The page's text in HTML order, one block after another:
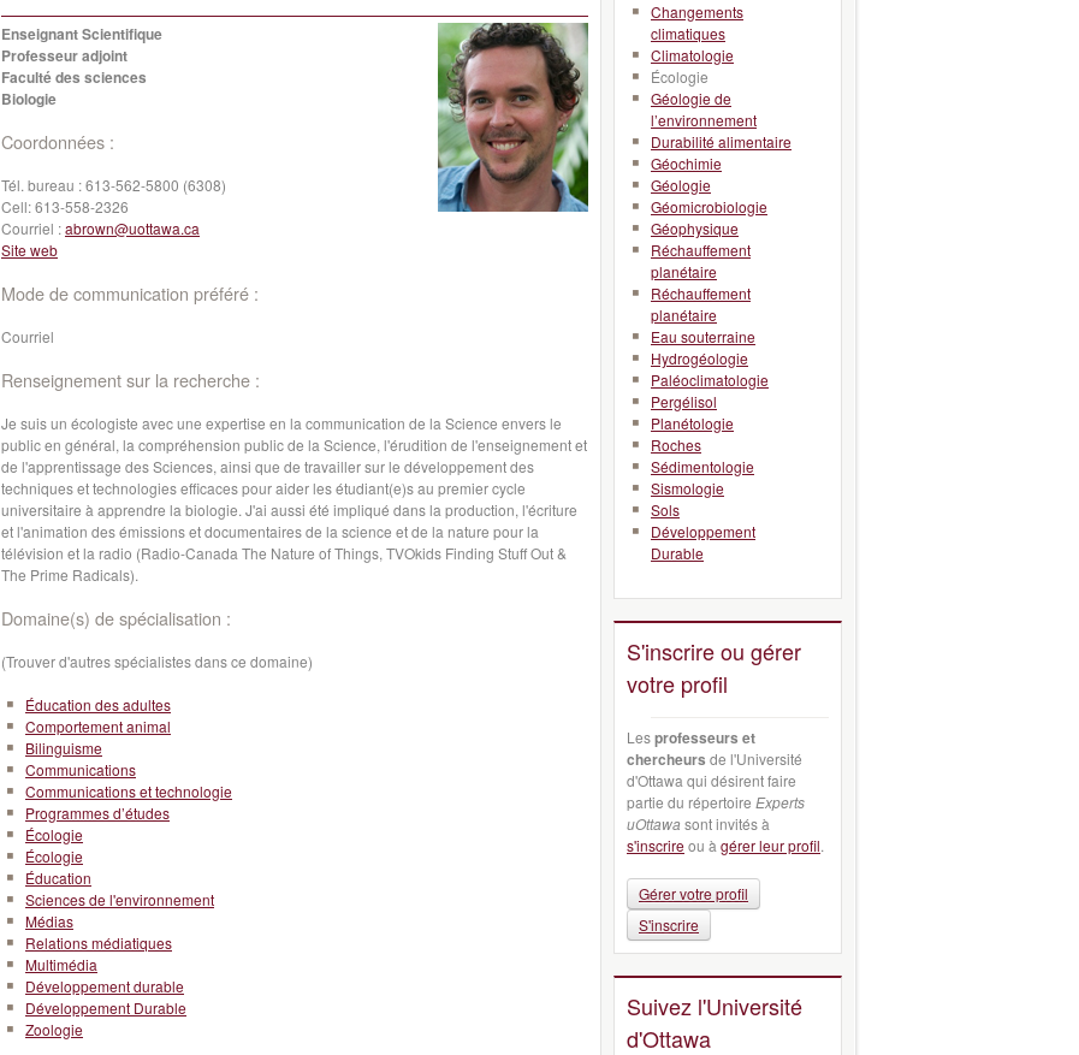
Enseignant Scientifique
Professeur adjoint
Faculté des sciences
Biologie
Coordonnées :
Tél. bureau :613-562-5800 (6308)
Cell:613-558-2326
Courriel :abrown@uottawa.ca
Site web
Mode de communication préféré :
Courriel
Renseignement sur la recherche :
Je suis un écologiste avec une expertise en la communication de la Science envers le
public en général, la compréhension public de la Science, l'érudition de l'enseignement et
de l'apprentissage des Sciences, ainsi que de travailler sur le développement des
techniques et technologies efficaces pour aider les étudiant(e)s au premier cycle
universitaire à apprendre la biologie. J'ai aussi été impliqué dans la production, l'écriture
et l'animation des émissions et documentaires de la science et de la nature pour la
télévision et la radio (Radio-Canada The Nature of Things, TVOkids Finding Stuff Out &
The Prime Radicals).
Domaine(s) de spécialisation :
(Trouver d'autres spécialistes dans ce domaine)
Éducation des adultes
Comportement animal
Bilinguisme
Communications
Communications et technologie
Programmes d’études
Écologie
Écologie
Éducation
Sciences de l'environnement
Médias
Relations médiatiques
Multimédia
Développement durable
Développement Durable
Zoologie
Changements
climatiques
Climatologie
Écologie
Géologie de
l’environnement
Durabilité alimentaire
Géochimie
Géologie
Géomicrobiologie
Géophysique
Réchauffement
planétaire
Réchauffement
planétaire
Eau souterraine
Hydrogéologie
Paléoclimatologie
Pergélisol
Planétologie
Roches
Sédimentologie
Sismologie
Sols
Développement
Durable
S'inscrire ou gérer
votre profil
Lesprofesseurs et
chercheurs de l'Université
d'Ottawa qui désirent faire
partie du répertoire Experts
uOttawa sont invités à
s'inscrireou à gérer leur profil.
Gérer votre profil
S'inscrire
Suivez l'Université
d'Ottawa